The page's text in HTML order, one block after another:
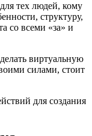
тех людей, кому
структуру,
со всеми «за» и
виртуальную
силами, стоит
для создания